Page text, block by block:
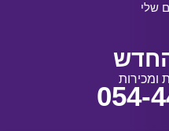
שלי
ומכירות
054-